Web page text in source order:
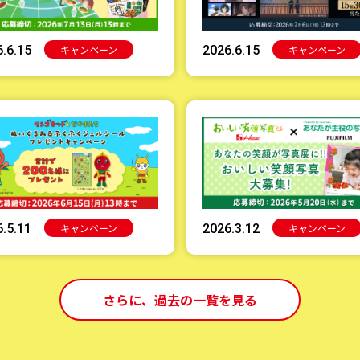
キャンペーン 2026.6.15 キャンペーン
キャンペーン 2026.3.12 キャンペーン
さらに、過去の一覧を見る